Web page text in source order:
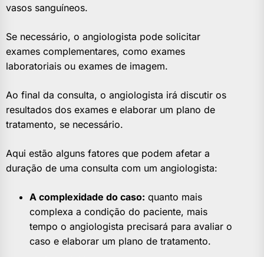
vasos sanguíneos.
Se necessário, o angiologista pode solicitar
exames complementares, como exames
laboratoriais ou exames de imagem.
Ao final da consulta, o angiologista irá discutir os
resultados dos exames e elaborar um plano de
tratamento, se necessário.
Aqui estão alguns fatores que podem afetar a
duração de uma consulta com um angiologista:
A complexidade do caso: quanto mais
complexa a condição do paciente, mais
tempo o angiologista precisará para avaliar o
caso e elaborar um plano de tratamento.